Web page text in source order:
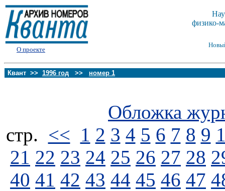
О проекте
физико-
Квант >> 1996 год >> номер 1
Обложка
стp. << 1 2 3 4 5 6 7 8 9
21 22 23 24 25 26 27 28
40 41 42 43 44 45 46 47